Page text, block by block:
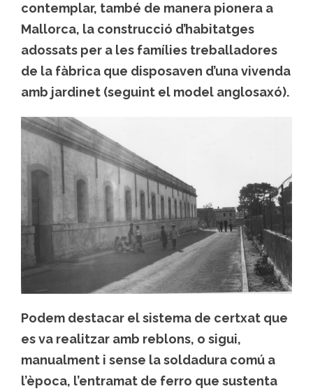
contemplar, també de manera pionera a
Mallorca, la construcció d’habitatges
adossats per a les famílies treballadores
de la fàbrica que disposaven d’una vivenda
amb jardinet (seguint el model anglosaxó).
Podem destacar el sistema de certxat que
es va realitzar amb reblons, o sigui,
manualment i sense la soldadura comú a
l’època, l’entramat de ferro que sustenta